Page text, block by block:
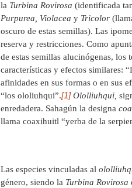
la Turbina Rovirosa (identificada
Purpurea, Violacea y Tricolor
oscuro de estas semillas). Las
reserva y restricciones. Como
de estas semillas alucinógenas,
características y efectos similares:
afinidades en sus formas o en sus
“los ololiuhqui”.[1] Ololliuhqui,
enredadera. Sahagún la designa
llama coaxihuitl “yerba de la
Las especies vinculadas al
género, siendo la Turbina Rovirosa